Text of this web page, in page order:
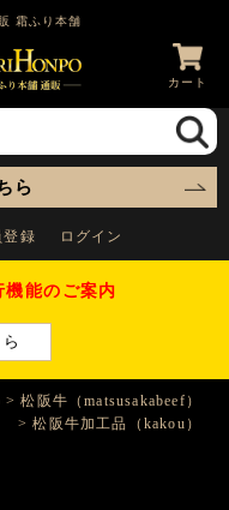
霜ふり本舗
カート
ら
登録 ログイン
機能のご案内
松阪牛（matsusakabeef）
松阪牛加工品（kakou）